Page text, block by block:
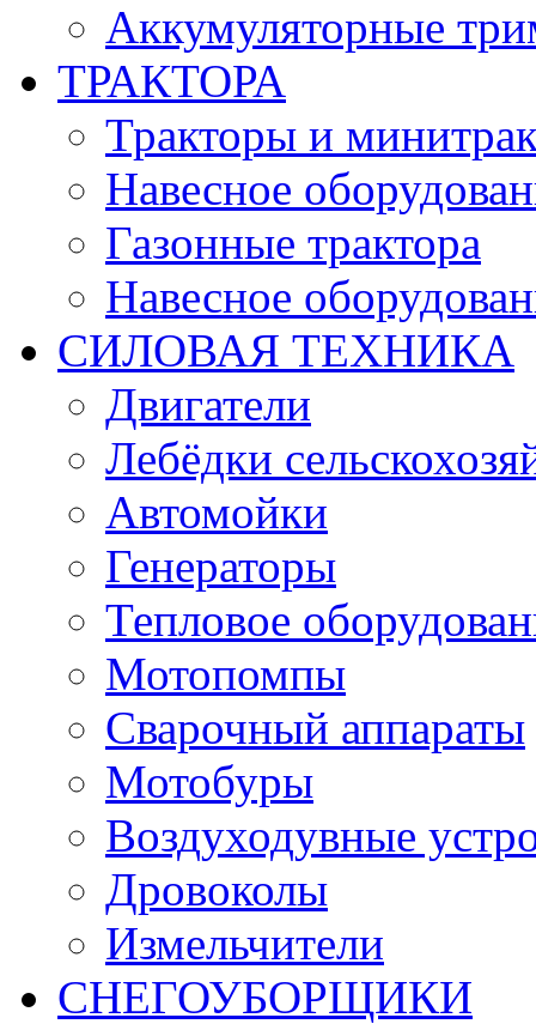
Аккумуляторные
ТРАКТОРА
Тракторы и
Навесное
Газонные трактора
Навесное
СИЛОВАЯ ТЕХНИКА
Двигатели
Лебёдки
Автомойки
Генераторы
Тепловое
Мотопомпы
Сварочный аппараты
Мотобуры
Воздуходувные
Дровоколы
Измельчители
СНЕГОУБОРЩИКИ